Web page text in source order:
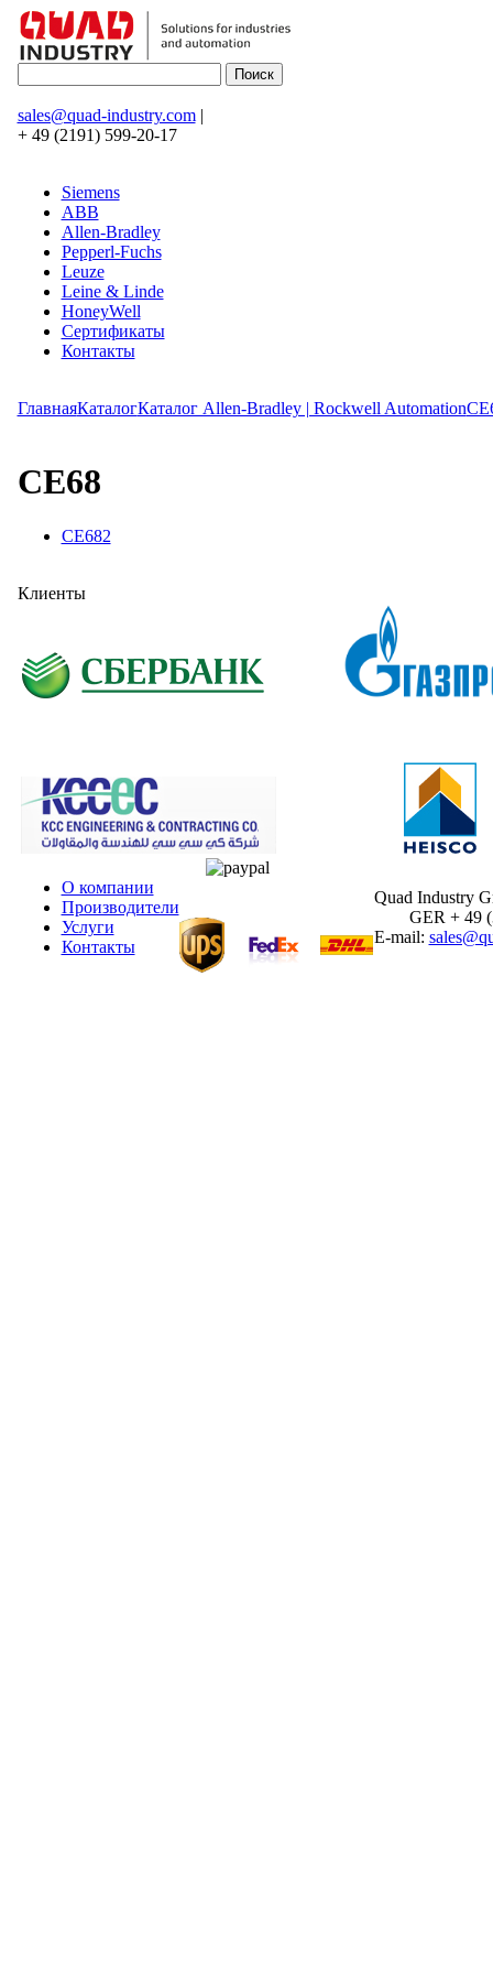
sales@quad-industry.com|
+ 49 (2191) 599-20-17
Siemens
ABB
Allen-Bradley
Pepperl-Fuchs
Leuze
Leine & Linde
HoneyWell
Сертификаты
Контакты
ГлавнаяКаталогКаталог Allen-Bradley | Rockwell Automation
CE68
CE682
Клиенты
О компании
Производители
Услуги
Контакты
Quad Industry
GER + 49
E-mail: